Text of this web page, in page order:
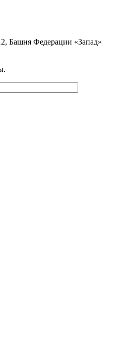
Башня Федерации «Запад»